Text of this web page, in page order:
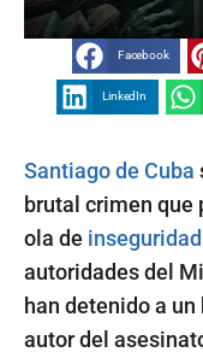
Facebook
LinkedIn
Santiago de Cuba
brutal crimen que
ola de inseguridad
autoridades del
han detenido a
autor del